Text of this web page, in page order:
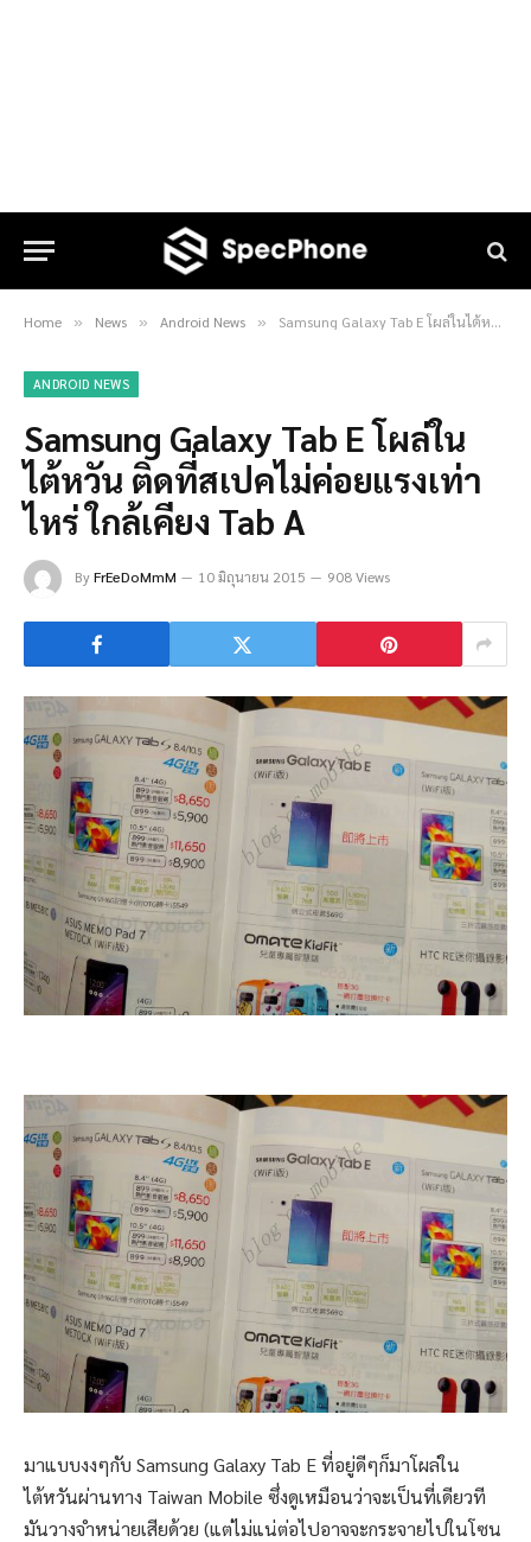
Home » News » Android News » Samsung Galaxy Tab E โผล่ในไต้หวัน ติดที่สเปคไม่ค่อยแรงเท่าไหร่ ใกล้เคียง Tab A
ANDROID NEWS
Samsung Galaxy Tab E โผล่ใน
ไต้หวัน ติดที่สเปคไม่ค่อยแรงเท่า
ไหร่ ใกล้เคียง Tab A
ByFrEeDoMmM 10 มิถุนายน 2015 908 Views
มาแบบงงๆกับ Samsung Galaxy Tab E ที่อยู่ดีๆก็มาโผล่ใน
ไต้หวันผ่านทาง Taiwan Mobile ซึ่งดูเหมือนว่าจะเป็นที่เดียวที
มันวางจำหน่ายเสียด้วย (แต่ไม่แน่ต่อไปอาจจะกระจายไปในโซน